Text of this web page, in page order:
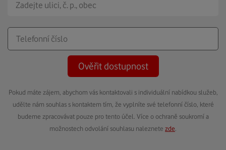
Ověřit dostupnost
Pokud máte zájem, abychom vás kontaktovali s individuální nabídkou služeb,
udělte nám souhlas s kontaktem tím, že vyplníte své telefonní číslo, které
budeme zpracovávat pouze pro tento účel. Více o ochraně soukromí a
možnostech odvolání souhlasu naleznete zde